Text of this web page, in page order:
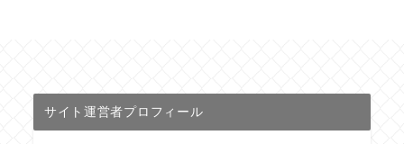
サイト運営者プロフィール